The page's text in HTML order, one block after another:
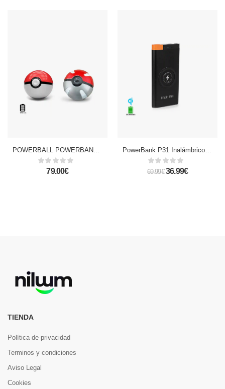
POWERBALL POWERBANK 10000 MAH
79.00€
PowerBank P31 Inalámbrico Qi de 20.000 mAh con salida USB de 2.1A
69.99€ 36.99€
TIENDA
Política de privacidad
Terminos y condiciones
Aviso Legal
Cookies